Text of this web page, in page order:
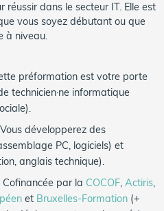
réussir dans le secteur IT. Elle est
vous soyez débutant ou que
à niveau.
préformation est votre porte
technicien·ne informatique
Vous développerez des
PC, logiciels) et
anglais technique).
Cofinancée par la COCOF, Actiris,
et Bruxelles-Formation (+